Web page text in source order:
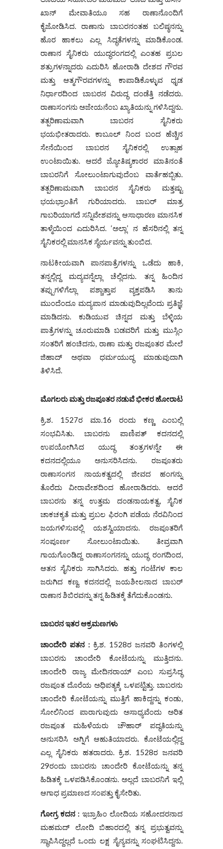
ಖಾನ್ ಮೇವಾತಿಯೂ ಸಹ ರಾಣಾನೊಂದಿಗೆ
ಕೈಜೋಡಿಸಿದ. ರಾಣಾನು ಬಾಬರನಂತಹ ಬಲಿಷ್ಠನನ್ನು
ಹೊರ ಹಾಕಲು ಎಲ್ಲ ಸಿದ್ಧತೆಗಳನ್ನು ಮಾಡಿಕೊಂಡ.
ರಾಣಾನ ಸೈನಿಕರು ಯುದ್ಧರಂಗದಲ್ಲಿ ಎಂತಹ ಪ್ರಬಲ
ಶತ್ರುಗಳನ್ನಾದರು ಎದುರಿಸಿ ಹೋರಾಡಿ ದೇಶದ ಗೌರವ
ಮತ್ತು ಆತ್ಮಗೌರವಗಳನ್ನು ಕಾಪಾಡಿಕೊಳ್ಳುವ ಧೃಡ
ನಿರ್ಧಾರದಿಂದ ಬಾಬರನ ವಿರುದ್ಧ ದಂಡೆತ್ತಿ ನಡೆದರು.
ರಾಣಾಸಂಗನು ಅಜೇಯನೆಂಬ ಖ್ಯಾತಿಯನ್ನು ಗಳಿಸಿದ್ದನು.
ತತ್ಪರಿಣಾಮವಾಗಿ ಬಾಬರನ ಸೈನಿಕರು
ಭಯಭೀತರಾದರು. ಕಾಬೂಲ್ ನಿಂದ ಬಂದ ಹೆಚ್ಚಿನ
ಸೇನೆಯಿಂದ ಬಾಬರನ ಸೈನಿಕರಲ್ಲಿ ಉತ್ಸಾಹ
ಉಂಟಾಯಿತು. ಆದರೆ ಜ್ಯೋತಿಷ್ಯಕಾರರ ಮಾತಿನಂತೆ
ಬಾಬರನಿಗೆ ಸೋಲುಂಟಾಗುವುದೆಂಬ ವಾರ್ತೆಹಬ್ಬಿತು.
ತತ್ಪರಿಣಾಮವಾಗಿ ಬಾಬರನ ಸೈನಿಕರು ಮತ್ತಷ್ಟು
ಭಯಭ್ರಾಂತಿಗೆ ಗುರಿಯಾದರು. ಬಾಬರ್ ಮಾತ್ರ
ಗಾಬರಿಯಾಗದೆ ಸನ್ನಿವೇಶವನ್ನು ಆಸಾಧಾರಣ ಮಾನಸಿಕ
ತಾಳ್ಮೆಯಿಂದ ಎದುರಿಸಿದ. ‘ಅಲ್ಲಾ’ ನ ಹೆಸರಿನಲ್ಲಿ ತನ್ನ
ಸೈನಿಕರಲ್ಲಿ ಮಾನಸಿಕ ಸ್ಥೆರ್ಯವನ್ನು ತುಂಬಿದ.
ನಾಟಕೀಯವಾಗಿ ಪಾನಪಾತ್ರೆಗಳನ್ನು ಒಡೆದು ಹಾಕಿ,
ತನ್ನಲ್ಲಿದ್ದ ಮದ್ಯವನ್ನೆಲ್ಲಾ ಚೆಲ್ಲಿದನು. ತನ್ನ ಹಿಂದಿನ
ತಪ್ಪುಗಳಿಗೆಲ್ಲಾ ಪಶ್ಚಾತ್ತಾಪ ವ್ಯಕ್ತಪಡಿಸಿ ತಾನು
ಮುಂದೆಂದೂ ಮದ್ಯಪಾನ ಮಾಡುವುದಿಲ್ಲವೆಂದು ಪ್ರತಿಜ್ಞೆ
ಮಾಡಿದನು. ಕುಡಿಯುವ ಚಿನ್ನದ ಮತ್ತು ಬೆಳ್ಳಿಯ
ಪಾತ್ರೆಗಳನ್ನು ಚೂರುಮಾಡಿ ಬಡವರಿಗೆ ಮತ್ತು ಮುಸ್ಲಿಂ
ಸಂತರಿಗೆ ಹಂಚಿದನು, ರಾಣಾ ಮತ್ತು ರಜಪೂತರ ಮೇಲೆ
ಜಿಹಾದ್ ಅಥವಾ ಧರ್ಮಯುದ್ಧ ಮಾಡುವುದಾಗಿ
ತಿಳಿಸಿದೆ.
ಮೊಗಲರು ಮತ್ತು ರಜಪೂತರ ನಡುವೆ ಭೀಕರ ಹೋರಾಟ
ಕ್ರಿ.ಶ. 1527ರ ಮಾ.16 ರಂದು ಕಣ್ಣ ಎಂಬಲ್ಲಿ
ಸಂಭವಿಸಿತು. ಬಾಬರನು ಪಾಣಿಪತ್ ಕದನದಲ್ಲಿ
ಉಪಯೋಗಿಸಿದ ಯುದ್ಧ ತಂತ್ರಗಳನ್ನೇ ಈ
ಕದನದಲ್ಲಿಯೂ ಅನುಸರಿಸಿದನು. ರಜಪೂತರು
ರಾಣಾಸಂಗನ ನಾಯಕತ್ವದಲ್ಲಿ ಜೀವದ ಹಂಗನ್ನು
ತೊರೆದು ವೀರಾವೇಶದಿಂದ ಹೋರಾಡಿದರು. ಆದರೆ
ಬಾಬರನು ತನ್ನ ಉತ್ತಮ ದಂಡನಾಯಕತ್ವ, ಸೈನಿಕ
ಚಾಕಚಕ್ಯತೆ ಮತ್ತು ಪ್ರಬಲ ಫಿರಂಗಿ ಪಡೆಯ ನೆರವಿನಿಂದ
ಜಯಗಳಿಸುವಲ್ಲಿ ಯಶಸ್ವಿಯಾದನು. ರಜಪೂತರಿಗೆ
ಸಂಪೂರ್ಣ ಸೋಲುಂಟಾಯಿತು. ತೀವ್ರವಾಗಿ
ಗಾಯಗೊಂಡಿದ್ದ ರಾಣಾಸಂಗನನ್ನು ಯುದ್ಧ ರಂಗದಿಂದ,
ಆತನ ಸೈನಿಕರು ಸಾಗಿಸಿದರು. ಹತ್ತು ಗಂಟೆಗಳ ಕಾಲ
ಜರುಗಿದ ಕಣ್ವ ಕದನದಲ್ಲಿ ಜಯಶೀಲನಾದ ಬಾಬರ್
ರಾಣಾನ ಶಿಬಿರವನ್ನು ತನ್ನ ಹಿಡಿತಕ್ಕೆ ತೆಗೆದುಕೊಂಡನು.
ಬಾಬರನ ಇತರ ಆಕ್ರಮಣಗಳು
ಚಾಂದೇರಿ ಪತನ : ಕ್ರಿ.ಶ. 1528ರ ಜನವರಿ ತಿಂಗಳಲ್ಲಿ
ಬಾಬರನು ಚಾಂದೇರಿ ಕೋಟೆಯನ್ನು ಮುತ್ತಿದನು.
ಚಾಂದೇರಿ ರಾಜ್ಯ ಮೇದಿನರಾಯ್ ಎಂಬ ಸುಪ್ರಸಿದ್ಧ
ರಜಪೂತ ದೊರೆಯ ಅಧಿಪತ್ಯಕ್ಕೆ ಒಳಪಟ್ಟಿತ್ತು. ಬಾಬರನು
ಚಾಂದೇರಿ ಕೋಟೆಯನ್ನು ಮುತ್ತಿಗೆ ಹಾಕಿದ್ದನ್ನು ಕಂಡು,
ಸೋಲಿನಿಂದ ಪಾರಾಗುವುದು ಅಸಾಧ್ಯವೆಂದು ಅರಿತ
ರಜಪೂತ ಮಹಿಳೆಯರು ಚೌಹಾರ್ ಪದ್ಧತಿಯನ್ನು
ಅನುಸರಿಸಿ ಅಗ್ನಿಗೆ ಆಹುತಿಯಾದರು. ಕೋಟೆಯಲ್ಲಿದ್ದ
ಎಲ್ಲ ಸೈನಿಕರು ಹತರಾದರು. ಕ್ರಿ.ಶ. 1528ರ ಜನವರಿ
29ರಂದು ಬಾಬರನು ಚಾಂದೇರಿ ಕೋಟೆಯನ್ನು ತನ್ನ
ಹಿಡಿತಕ್ಕೆ ಒಳಪಡಿಸಿಕೊಂಡನು. ಅಲ್ಲದೆ ಬಾಬರನಿಗೆ ಇಲ್ಲಿ
ಆಗಾಧ ಪ್ರಮಾಣದ ಸಂಪತ್ತು ಕೈಸೇರಿತು.
ಗೋಗ್ರ ಕದನ : ಇಬ್ರಾಹಿಂ ಲೋದಿಯ ಸಹೋದರನಾದ
ಮಹಮದ್ ಲೋದಿ ಬಿಹಾರದಲ್ಲಿ ತನ್ನ ಪ್ರಭುತ್ವವನ್ನು
ಸ್ಥಾಪಿಸಿದ್ದಲ್ಲದೆ ಒಂದು ಲಕ್ಷ ಸೈನ್ಯವನ್ನು ಸಂಘಟಿಸಿದ್ದನು.